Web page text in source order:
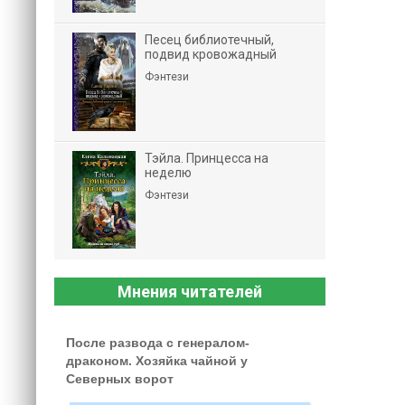
Песец библиотечный,
подвид кровожадный
Фэнтези
Тэйла. Принцесса на
неделю
Фэнтези
Мнения читателей
После развода с генералом-
драконом. Хозяйка чайной у
Северных ворот